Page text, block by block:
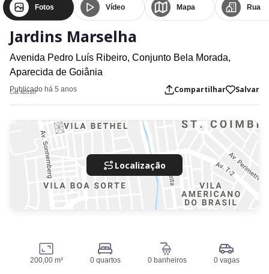
Fotos Vídeo Mapa Rua
Jardins Marselha
Avenida Pedro Luís Ribeiro, Conjunto Bela Morada,
Aparecida de Goiânia
Publicado há 5 anos
Cod. AD2107 Compartilhar Salvar
Localização
200,00 m² 0 quartos 0 banheiros 0 vagas